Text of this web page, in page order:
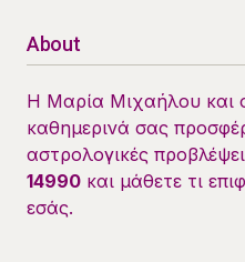
About
Η Μαρία Μιχαήλου και
καθημερινά σας
αστρολογικές
14990 και μάθετε τι
εσάς.